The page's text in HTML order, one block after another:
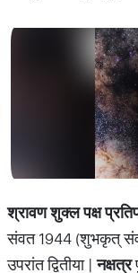
श्रावण शुक्ल पक्ष
संवत 1944 (शुभकृत्
उपरांत द्वितीया |नक्षत्र